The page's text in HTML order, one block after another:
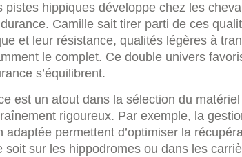
pistes hippiques développe chez les
Camille sait tirer parti de ces
et leur résistance, qualités légères à
le complet. Ce double univers
s’équilibrent.
est un atout dans la sélection du
rigoureux. Par exemple, la
adaptée permettent d’optimiser la
soit sur les hippodromes ou dans les